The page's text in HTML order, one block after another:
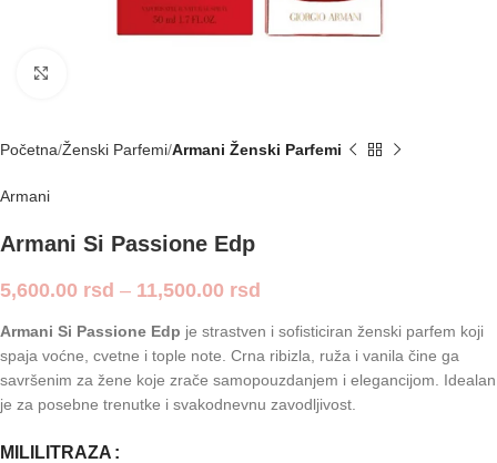
Početna Ženski Parfemi Armani Ženski Parfemi
Armani
Armani Si Passione Edp
5,600.00 rsd – 11,500.00 rsd
Armani Si Passione Edp je strastven i sofisticiran ženski parfem koji
spaja voćne, cvetne i tople note. Crna ribizla, ruža i vanila čine ga
savršenim za žene koje zrače samopouzdanjem i elegancijom. Idealan
je za posebne trenutke i svakodnevnu zavodljivost.
MILILITRAZA